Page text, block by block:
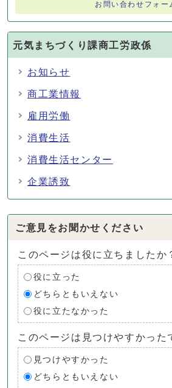
お問い合わせフォー
元気まちづくり課商工労政係
お知らせ
商工業情報
雇用労働
消費生活
消費生活センター
企業誘致
ご意見をお聞かせください
このページは役に立ちましたか
役に立った
どちらともいえない
役に立たなかった
このページは見つけやすかった
見つけやすかった
どちらともいえない